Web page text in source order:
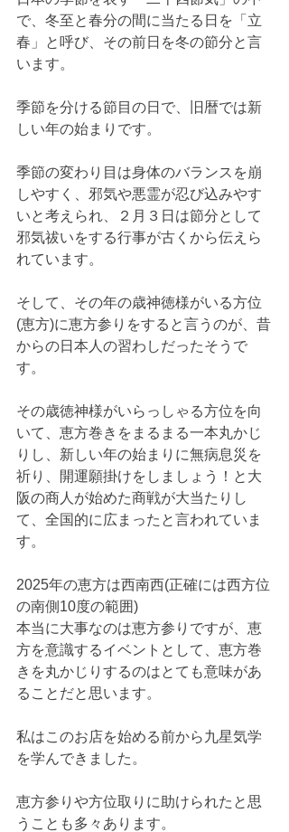
で、冬至と春分の間に当たる日を「立
春」と呼び、その前日を冬の節分と言
います。
季節を分ける節目の日で、旧暦では新
しい年の始まりです。
季節の変わり目は身体のバランスを崩
しやすく、邪気や悪霊が忍び込みやす
いと考えられ、２月３日は節分として
邪気祓いをする行事が古くから伝えら
れています。
そして、その年の歳神徳様がいる方位
(恵方)に恵方参りをすると言うのが、昔
からの日本人の習わしだったそうで
す。
その歳徳神様がいらっしゃる方位を向
いて、恵方巻きをまるまる一本丸かじ
りし、新しい年の始まりに無病息災を
祈り、開運願掛けをしましょう！と大
阪の商人が始めた商戦が大当たりし
て、全国的に広まったと言われていま
す。
2025年の恵方は西南西(正確には西方位
の南側10度の範囲)
本当に大事なのは恵方参りですが、恵
方を意識するイベントとして、恵方巻
きを丸かじりするのはとても意味があ
ることだと思います。
私はこのお店を始める前から九星気学
を学んできました。
恵方参りや方位取りに助けられたと思
うことも多々あります。